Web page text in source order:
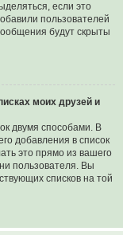
если это
пользователей
будут скрыты
моих друзей и
двумя способами. В
добавления в список
это прямо из вашего
пользователя. Вы
списков на той